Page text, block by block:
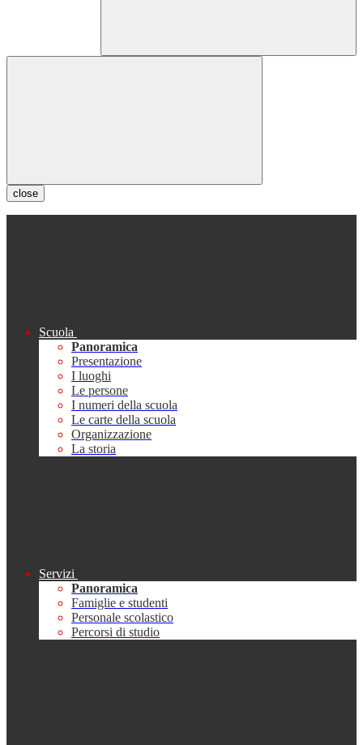
close
Scuola
Panoramica
Presentazione
I luoghi
Le persone
I numeri della scuola
Le carte della scuola
Organizzazione
La storia
Servizi
Panoramica
Famiglie e studenti
Personale scolastico
Percorsi di studio